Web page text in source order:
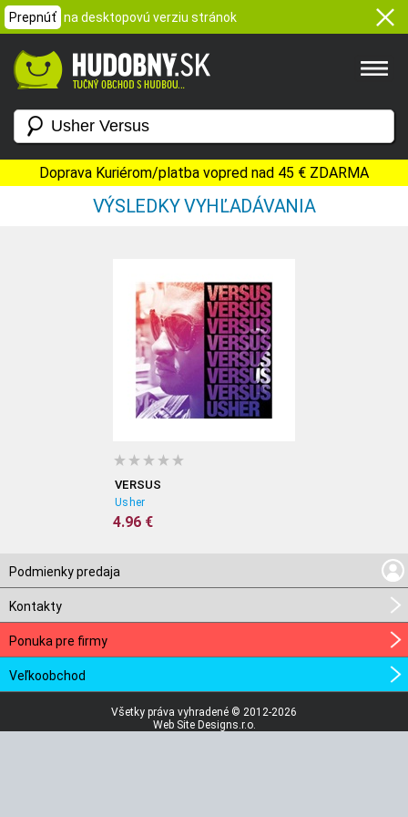
Prepnúť na desktopovú verziu stránok
Doprava Kuriérom/platba vopred nad 45 € ZDARMA
VÝSLEDKY VYHĽADÁVANIA
VERSUS
Usher
4.96 €
Podmienky predaja
Kontakty
Ponuka pre firmy
Veľkoobchod
Všetky práva vyhradené © 2012-2026
Web Site Designs.r.o.